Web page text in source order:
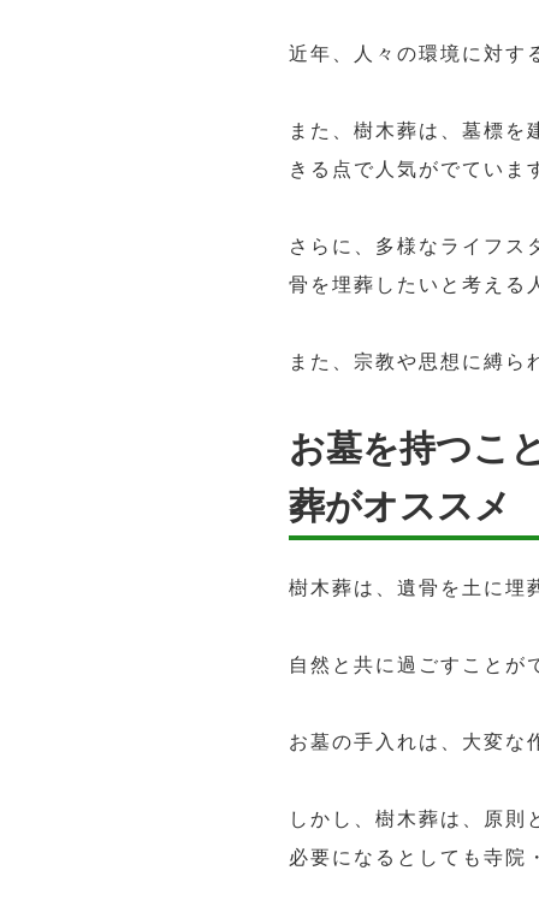
近年、人々の環境に対す
また、樹木葬は、墓標を
きる点で人気がでていま
さらに、多様なライフス
骨を埋葬したいと考える
また、宗教や思想に縛ら
お墓を持つこ
葬がオススメ
樹木葬は、遺骨を土に埋
自然と共に過ごすことが
お墓の手入れは、大変な
しかし、樹木葬は、原則
必要になるとしても寺院